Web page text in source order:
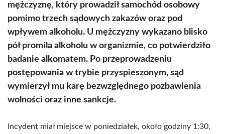
mężczyznę, który prowadził samochód osobowy
pomimo trzech sądowych zakazów oraz pod
wpływem alkoholu. U mężczyzny wykazano blisko
pół promila alkoholu w organizmie, co potwierdziło
badanie alkomatem. Po przeprowadzeniu
postępowania w trybie przyspieszonym, sąd
wymierzył mu karę bezwzględnego pozbawienia
wolności oraz inne sankcje.
Incydent miał miejsce w poniedziałek, około godziny 1:30,